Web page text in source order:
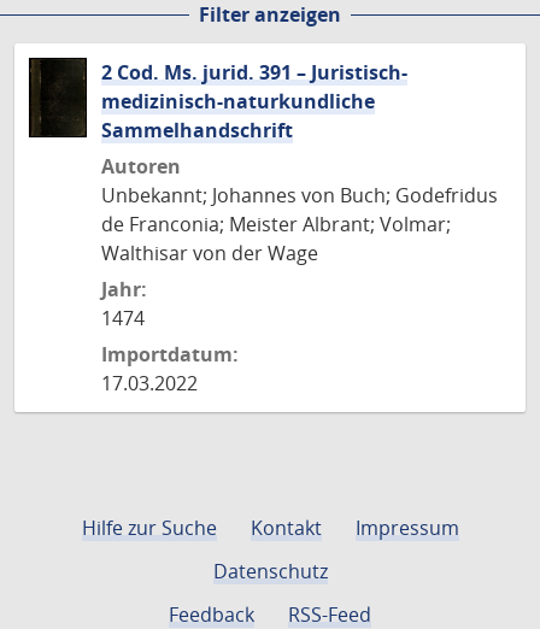
Filter anzeigen
2 Cod. Ms. jurid. 391 – Juristisch-
medizinisch-naturkundliche
Sammelhandschrift
Autoren
Unbekannt; Johannes von Buch; Godefridus
de Franconia; Meister Albrant; Volmar;
Walthisar von der Wage
Jahr:
1474
Importdatum:
17.03.2022
Hilfe zur Suche Kontakt
Impressum
Datenschutz
Feedback
RSS-Feed